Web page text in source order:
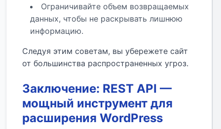
Ограничивайте объем возвращаемых
данных, чтобы не раскрывать лишнюю
информацию.
Следуя этим советам, вы убережете сайт
от большинства распространенных угроз.
Заключение: REST API —
мощный инструмент для
расширения WordPress